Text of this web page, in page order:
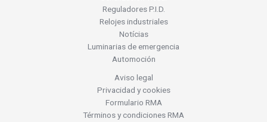
Reguladores P.I.D.
Relojes industriales
Notícias
Luminarias de emergencia
Automoción
Aviso legal
Privacidad y cookies
Formulario RMA
Términos y condiciones RMA